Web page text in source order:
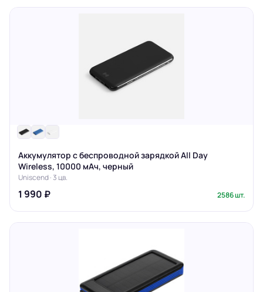
Аккумулятор с беспроводной зарядкой All Day
Wireless, 10000 мАч, черный
Uniscend · 3 цв.
1 990 ₽ 2586 шт.